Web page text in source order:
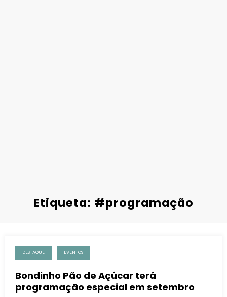
Etiqueta: #programação
DESTAQUE EVENTOS
Bondinho Pão de Açúcar terá
programação especial em setembro